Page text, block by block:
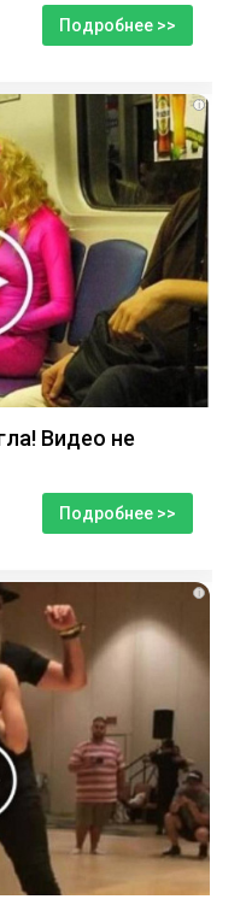
Подробнее >>
i
Видео не
Подробнее >>
i